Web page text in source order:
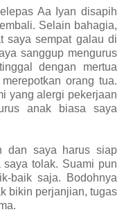
Aa Iyan disapih
Selain bahagia,
saya sempat galau di
sanggup mengurus
dengan mertua
orang tua.
yang alergi pekerjaan
anak biasa saya
dan saya harus siap
tolak. Suami pun
baik saja. Bodohnya
bikin perjanjian, tugas